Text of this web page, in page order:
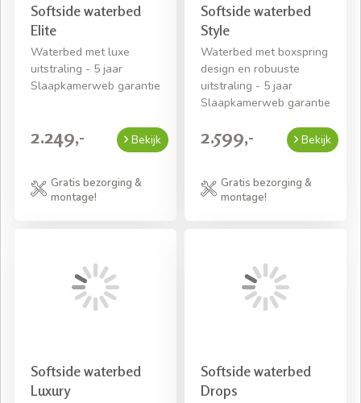
Softside waterbed
Elite
Waterbed met luxe
uitstraling - 5 jaar
Slaapkamerweb garantie
2.249,- Bekijk
Gratis bezorging &
montage!
Softside waterbed
Style
Waterbed met boxspring
design en robuuste
uitstraling - 5 jaar
Slaapkamerweb garantie
2.599,- Bekijk
Gratis bezorging &
montage!
Softside waterbed
Luxury
Softside waterbed
Drops